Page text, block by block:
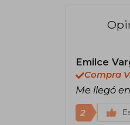
Emilce
Compra
Me llegó
2